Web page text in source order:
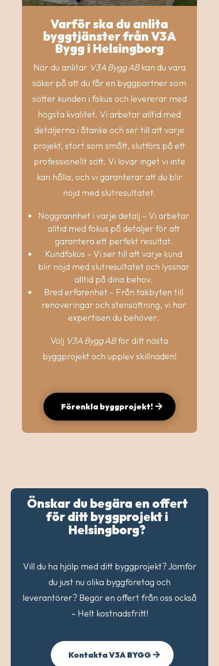
Varför ska du anlita
byggtjänster från V3A
Bygg i Helsingborg
När du anlitar V3A Bygg ABkan du vara
säker på att du får en byggpartner som
sätter kunden i fokus och levererar med
högsta kvalitet. Vi arbetar alltid med
detaljerna i åtanke och ser till att varje
projekt, stort som smått, slutförs på ett
professionellt sätt. Vi lovar inget vi inte
kan hålla, och vi garanterar att du blir
nöjd med slutresultatet.
Noggrannhet i varje detalj – Vi arbetar
alltid med fokus på detaljer för att
garantera ett perfekt resultat.
Kundfokus – Vi ser till att varje kund
blir nöjd med slutresultatet och lyssnar
alltid på dina behov.
Bred erfarenhet – Från takbyten till
renoveringar och stensättning, vi har
expertisen du behöver.
Välj V3A Bygg ABför ditt nästa
byggprojekt och upplev skillnaden!
Förenkla byggprojekt!
Önskar du begära en offert
för ditt byggprojekt i
Helsingborg?
Vill du ha hjälp med ditt byggprojekt? Jämför
du just nu olika byggföretag och
leverantörer? Begär en offert från oss också
– Helt kostnadsfritt!
Kontakta V3A BYGG